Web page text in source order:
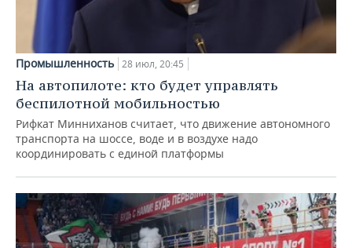
Промышленность 28 июл, 20:45
На автопилоте: кто будет управлять
беспилотной мобильностью
Рифкат Минниханов считает, что движение автономного
транспорта на шоссе, воде и в воздухе надо
координировать с единой платформы